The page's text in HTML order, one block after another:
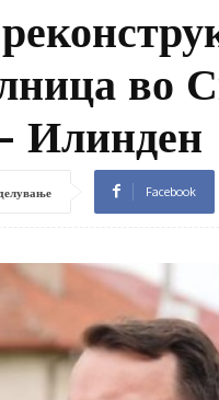
во
Илинден
Facebook